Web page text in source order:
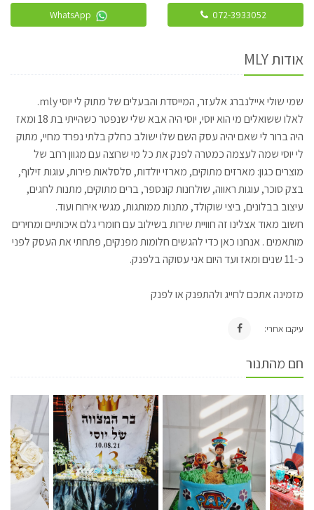
אודות MLY
שמי שולי איילנברג אלעזר, המייסדת והבעלים של מתוק לי יוסי mly.
לאלו ששואלים מי הוא יוסי, יוסי היה אבא שלי שנפטר כשהייתי בת 18 ומאז
היה ברור לי שאם יהיה עסק השם שלו ישולב כחלק בלתי נפרד מחיי, מתוק
לי יוסי שמה לעצמה כמטרה לפנק את כל מי שרוצה עם מגוון רחב של
מוצרים כגון: מארזים מתוקים, מארזי יולדות, סלסלאות פירות, עוגות זילוף,
בצק סוכר, עוגות ראווה, שולחנות קונספר, ברים מתוקים, מתנות לחגים,
עיצוב בבלונים, ביצי שוקולד, מתנות ממותגות, מגשי אירוח ועוד.
חשוב מאוד אצלינו זה חוויית שירות בשילוב עם חומרי גלם איכותיים ומחירים
מותאמים . אנחנו כאן כדי להגשים חלומות מפנקים, פתחתי את העסק לפני
כ-11 שנים ומאז ועד היום אני עסוקה בלפנק.
מזמינה אתכם לחייג ולהתפנק או לפנק
עיקבו אחרי:
חם מהתנור